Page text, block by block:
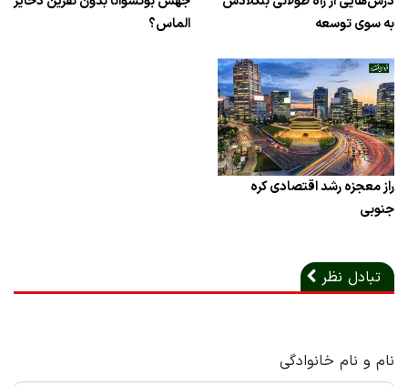
به سوی توسعه
الماس؟
راز معجزه رشد اقتصادی کره
جنوبی
تبادل نظر
نام و نام خانوادگی